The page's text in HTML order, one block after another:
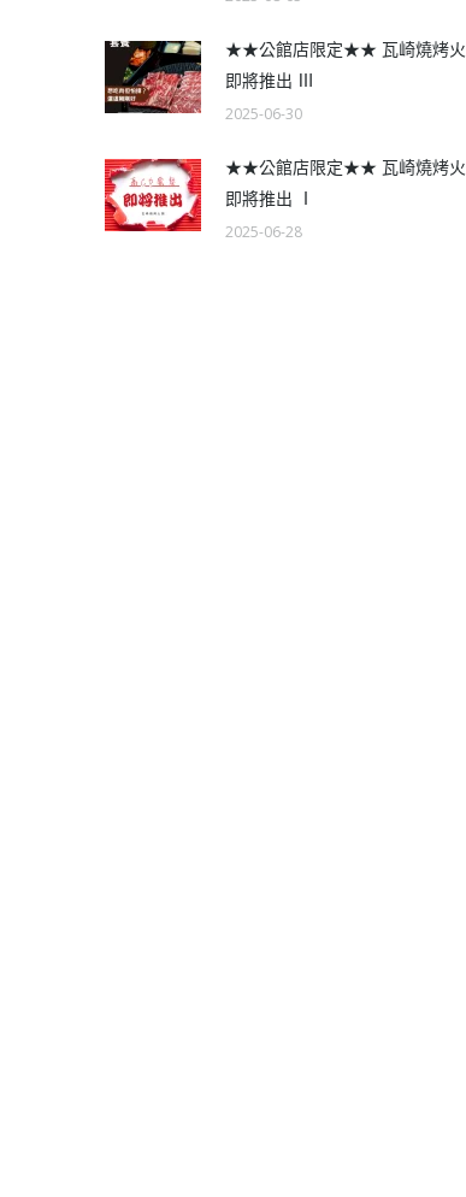
★★公館店限定★★ 瓦崎燒烤火
即將推出 Ⅲ
2025-06-30
★★公館店限定★★ 瓦崎燒烤火
即將推出 Ⅰ
2025-06-28